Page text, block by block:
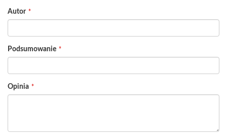
star
stars
stars
stars
stars
Autor
Podsumowanie
Opinia